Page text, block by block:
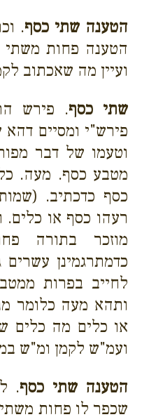
הטענה שתי כסף.
הטענה פחות משתי
ועיין מה שאכתוב
שתי כסף. פירש
פירש"י ומסיים
וטעמו של דבר
מטבע כסף. מעה.
כסף כדכתיב.
רעהו כסף או
מוזכר בתורה
כדמתרגמינן
לחייב בפרות
ותהא מעה כלומר
או כלים מה כלים
ועמ"ש לקמן ומ"ש
הטענה שתי כסף.
שכפר לו פחות